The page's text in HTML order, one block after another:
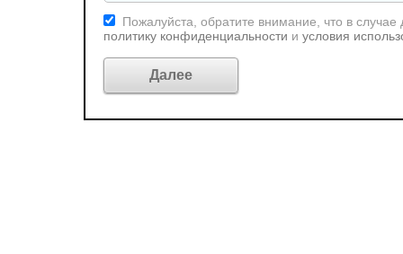
Пожалуйста, обратите внимание, что в
политику конфиденциальности и условия